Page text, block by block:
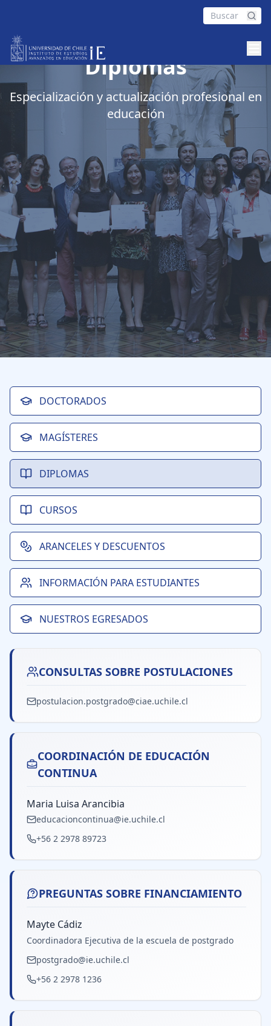
Diplomas
Especialización y actualización profesional en
educación
DOCTORADOS
MAGÍSTERES
DIPLOMAS
CURSOS
ARANCELES Y DESCUENTOS
INFORMACIÓN PARA ESTUDIANTES
NUESTROS EGRESADOS
CONSULTAS SOBRE POSTULACIONES
postulacion.postgrado@ciae.uchile.cl
COORDINACIÓN DE EDUCACIÓN
CONTINUA
Maria Luisa Arancibia
educacioncontinua@ie.uchile.cl
+56 2 2978 89723
PREGUNTAS SOBRE FINANCIAMIENTO
Mayte Cádiz
Coordinadora Ejecutiva de la escuela de postgrado
postgrado@ie.uchile.cl
+56 2 2978 1236